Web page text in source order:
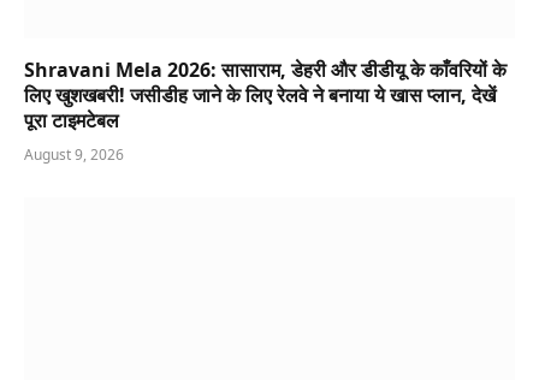
Shravani Mela 2026: सासाराम, डेहरी और डीडीयू के काँवरियों के
लिए खुशखबरी! जसीडीह जाने के लिए रेलवे ने बनाया ये खास प्लान, देखें
पूरा टाइमटेबल
August 9, 2026